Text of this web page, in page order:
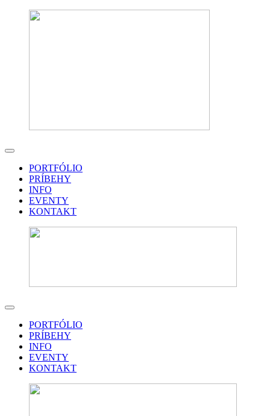
PORTFÓLIO
PRÍBEHY
INFO
EVENTY
KONTAKT
PORTFÓLIO
PRÍBEHY
INFO
EVENTY
KONTAKT